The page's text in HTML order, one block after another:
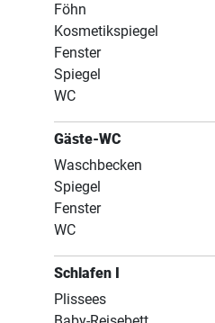
Föhn
Kosmetikspiegel
Fenster
Spiegel
WC
Gäste-WC
Waschbecken
Spiegel
Fenster
WC
Schlafen I
Plissees